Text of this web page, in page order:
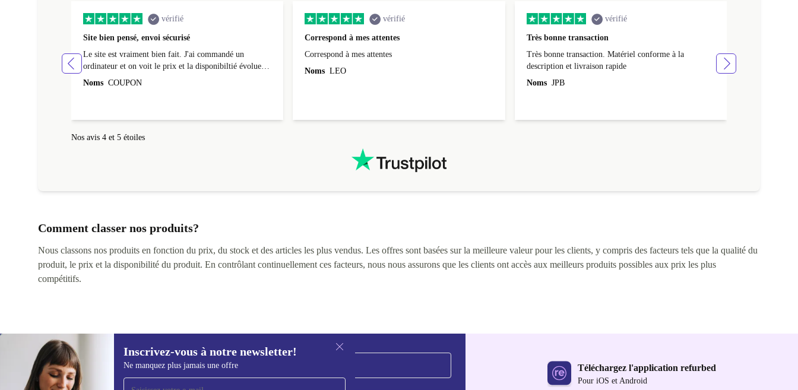
vérifié
Site bien pensé, envoi sécurisé
Le site est vraiment bien fait. J'ai commandé un
ordinateur et on voit le prix et la disponibiltié évoluer
au fil des caractéristiques choisies. L'envoi de
Noms COUPON
vérifié
Correspond à mes attentes
Correspond à mes attentes
Noms LEO
vérifié
Très bonne transaction
Très bonne transaction. Matériel conforme à la
description et livraison rapide
Noms JPB
Nos avis 4 et 5 étoiles
Comment classer nos produits?
Nous classons nos produits en fonction du prix, du stock et des articles les plus vendus. Les offres sont basées sur la meilleure valeur pour les clients, y compris des facteurs tels que la qualité du
produit, le prix et la disponibilité du produit. En contrôlant continuellement ces facteurs, nous nous assurons que les clients ont accès aux meilleurs produits possibles aux prix les plus
compétitifs.
Inscrivez-vous à notre newsletter!
Ne manquez plus jamais une offre
Recevoir offres et infos de
Téléchargez l'application refurbed
Pour iOS et Android